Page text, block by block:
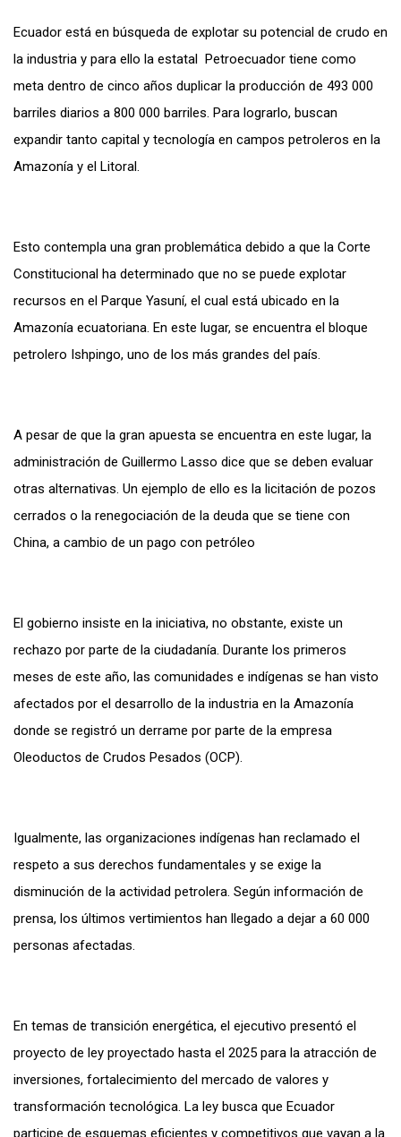
Ecuador está en búsqueda de explotar su potencial de crudo en
la industria y para ello la estatal Petroecuador tiene como
meta dentro de cinco años duplicar la producción de 493 000
barriles diarios a 800 000 barriles. Para lograrlo, buscan
expandir tanto capital y tecnología en campos petroleros en la
Amazonía y el Litoral.
Esto contempla una gran problemática debido a que la Corte
Constitucional ha determinado que no se puede explotar
recursos en el Parque Yasuní, el cual está ubicado en la
Amazonía ecuatoriana. En este lugar, se encuentra el bloque
petrolero Ishpingo, uno de los más grandes del país.
A pesar de que la gran apuesta se encuentra en este lugar, la
administración de Guillermo Lasso dice que se deben evaluar
otras alternativas. Un ejemplo de ello es la licitación de pozos
cerrados o la renegociación de la deuda que se tiene con
China, a cambio de un pago con petróleo
El gobierno insiste en la iniciativa, no obstante, existe un
rechazo por parte de la ciudadanía. Durante los primeros
meses de este año, las comunidades e indígenas se han visto
afectados por el desarrollo de la industria en la Amazonía
donde se registró un derrame por parte de la empresa
Oleoductos de Crudos Pesados (OCP).
Igualmente, las organizaciones indígenas han reclamado el
respeto a sus derechos fundamentales y se exige la
disminución de la actividad petrolera. Según información de
prensa, los últimos vertimientos han llegado a dejar a 60 000
personas afectadas.
En temas de transición energética, el ejecutivo presentó el
proyecto de ley proyectado hasta el 2025 para la atracción de
inversiones, fortalecimiento del mercado de valores y
transformación tecnológica. La ley busca que Ecuador
participe de esquemas eficientes y competitivos que vayan a la